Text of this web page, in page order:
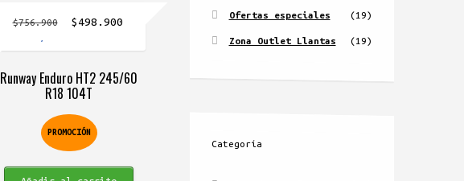
Runway Enduro HT2 245/60
R18 104T
PROMOCIÓN
$756.900
El
era:
$756.900.
$498.900
es:
Ofertas especiales (19)
Zona Outlet Llantas (19)
Categoría